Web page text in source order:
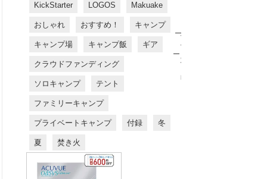
KickStarter LOGOS Makuake
おしゃれ おすすめ！ キャンプ
キャンプ場 キャンプ飯 ギア
クラウドファンディング
ソロキャンプ テント
ファミリーキャンプ
プライベートキャンプ 付録 冬
夏 焚き火
す
す
め
商
品